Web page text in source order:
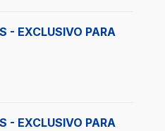
- EXCLUSIVO PARA
- EXCLUSIVO PARA